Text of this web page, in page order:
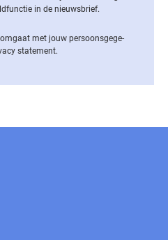
in de nieuwsbrief.
met jouw per­soons­ge­ge­
statement.